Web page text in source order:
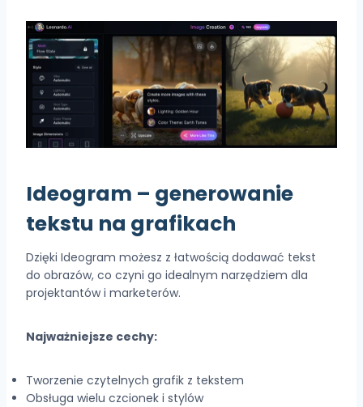
Ideogram – generowanie
tekstu na grafikach
Dzięki Ideogram możesz z łatwością dodawać tekst
do obrazów, co czyni go idealnym narzędziem dla
projektantów i marketerów.
Najważniejsze cechy:
Tworzenie czytelnych grafik z tekstem
Obsługa wielu czcionek i stylów